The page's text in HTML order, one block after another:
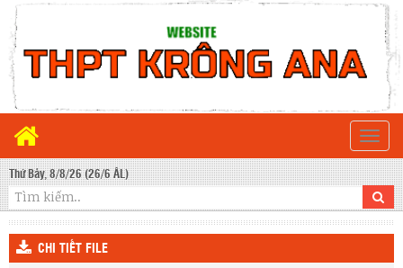
Thứ Bảy, 8/8/26 (26/6 ÂL)
CHI TIẾT FILE